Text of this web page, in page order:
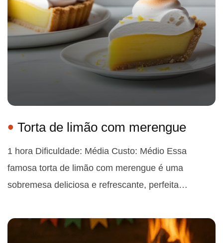
Torta de limão com merengue
1 hora Dificuldade: Média Custo: Médio Essa
famosa torta de limão com merengue é uma
sobremesa deliciosa e refrescante, perfeita…